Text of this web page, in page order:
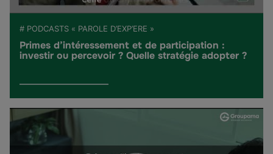
# PODCASTS « PAROLE D’EXP’ERE »
Primes d’intéressement et de participation :
investir ou percevoir ? Quelle stratégie adopter ?